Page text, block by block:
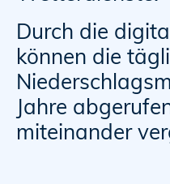
Durch die
können die
Jahre
miteinander